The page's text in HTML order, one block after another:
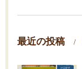
最近の投稿